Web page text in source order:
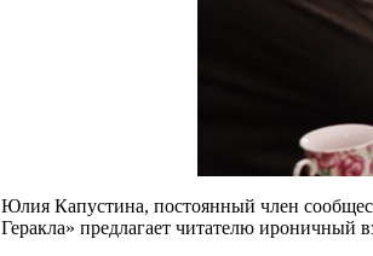
Юлия Капустина, постоянный член
Геракла» предлагает читателю ироничный